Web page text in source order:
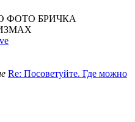
ФОТО БРИЧКА
Re: Посоветуйте. Где можно